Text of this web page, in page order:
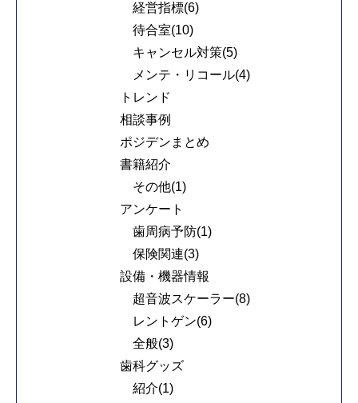
経営指標(6)
待合室(10)
キャンセル対策(5)
メンテ・リコール(4)
トレンド
相談事例
ポジデンまとめ
書籍紹介
その他(1)
アンケート
歯周病予防(1)
保険関連(3)
設備・機器情報
超音波スケーラー(8)
レントゲン(6)
全般(3)
歯科グッズ
紹介(1)